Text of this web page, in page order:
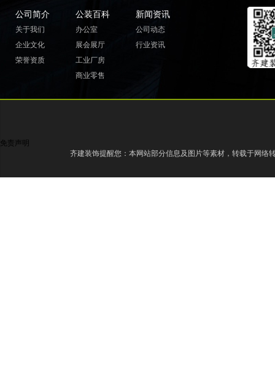
公司简介
关于我们
企业文化
荣誉资质
公装百科
办公室
展会展厅
工业厂房
商业零售
新闻资讯
公司动态
行业资讯
免责声明
齐建装饰提醒您：本网站部分信息及图片等素材，转载于网络